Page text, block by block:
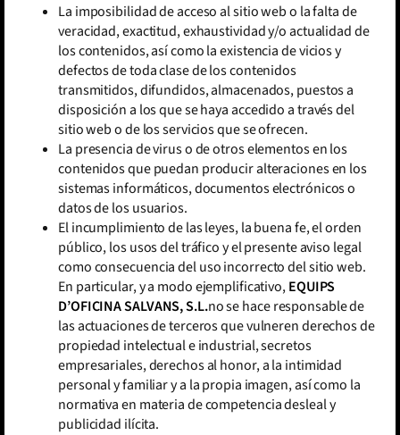
La imposibilidad de acceso al sitio web o la falta de
veracidad, exactitud, exhaustividad y/o actualidad de
los contenidos, así como la existencia de vicios y
defectos de toda clase de los contenidos
transmitidos, difundidos, almacenados, puestos a
disposición a los que se haya accedido a través del
sitio web o de los servicios que se ofrecen.
La presencia de virus o de otros elementos en los
contenidos que puedan producir alteraciones en los
sistemas informáticos, documentos electrónicos o
datos de los usuarios.
El incumplimiento de las leyes, la buena fe, el orden
público, los usos del tráfico y el presente aviso legal
como consecuencia del uso incorrecto del sitio web.
En particular, y a modo ejemplificativo,EQUIPS
D’OFICINA SALVANS, S.L.no se hace responsable de
las actuaciones de terceros que vulneren derechos de
propiedad intelectual e industrial, secretos
empresariales, derechos al honor, a la intimidad
personal y familiar y a la propia imagen, así como la
normativa en materia de competencia desleal y
publicidad ilícita.